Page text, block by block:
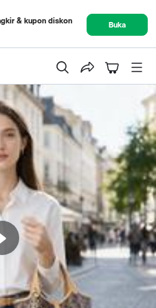
& kupon diskon
Buka